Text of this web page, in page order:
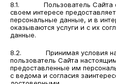
8.1. Пользователь Сайта
своем интересе
персональные данные, и в
оказываются услуги и с их
данные.
8.2. Принимая условия
пользователь Сайта
предоставленные им
с ведома и согласия